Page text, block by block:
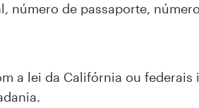
número de passaporte,
a lei da Califórnia ou